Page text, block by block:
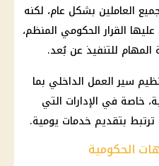
العاملين بشكل عام، لكنه
القرار الحكومي المنظم،
للتنفيذ عن بُعد.
سير العمل الداخلي بما
خاصة في الإدارات التي
ترتبط بتقديم خدمات يومية.
الحكومية